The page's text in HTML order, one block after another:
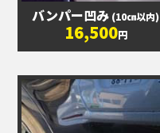
バンパー凹み (10㎝以内)
16,500円